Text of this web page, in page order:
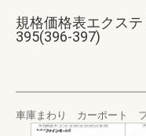
規格価格表エクス
395(396-397)
車庫まわり カーポート フ